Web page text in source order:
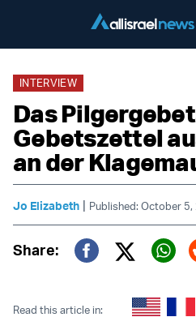
INTERVIEW
Das
Gebetszettel
an der
Jo Elizabeth | Published: October 5,
Share:
Twitter
Read this article in: